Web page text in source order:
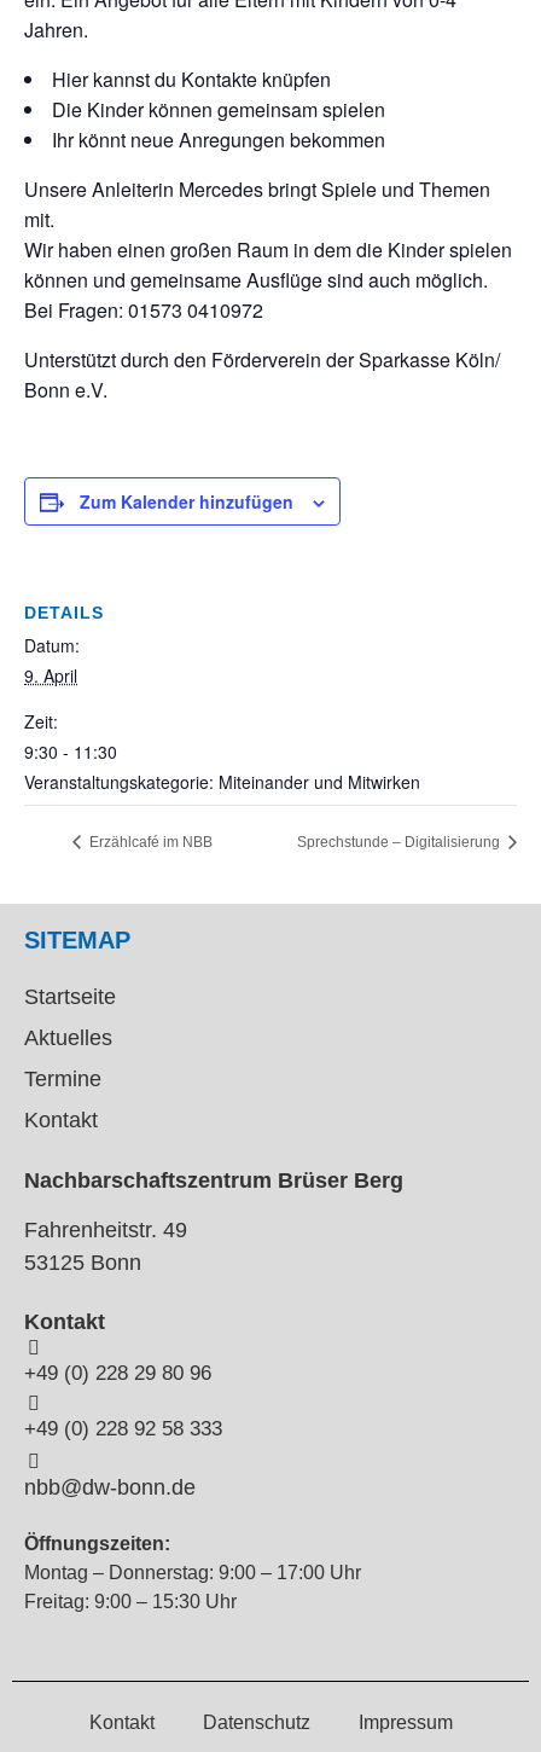
Jahren.
Hier kannst du Kontakte knüpfen
Die Kinder können gemeinsam spielen
Ihr könnt neue Anregungen bekommen
Unsere Anleiterin Mercedes bringt Spiele und Themen
mit.
Wir haben einen großen Raum in dem die Kinder spielen
können und gemeinsame Ausflüge sind auch möglich.
Bei Fragen: 01573 0410972
Unterstützt durch den Förderverein der Sparkasse Köln/
Bonn e.V.
Zum Kalender hinzufügen
DETAILS
Datum:
9. April
Zeit:
9:30 - 11:30
Veranstaltungskategorie: Miteinander und Mitwirken
Erzählcafé im NBB Sprechstunde – Digitalisierung
SITEMAP
Startseite
Aktuelles
Termine
Kontakt
Nachbarschaftszentrum Brüser Berg
Fahrenheitstr. 49
53125 Bonn
Kontakt
+49 (0) 228 29 80 96
+49 (0) 228 92 58 333
nbb@dw-bonn.de
Öffnungszeiten:
Montag – Donnerstag: 9:00 – 17:00 Uhr
Freitag: 9:00 – 15:30 Uhr
Kontakt Datenschutz Impressum